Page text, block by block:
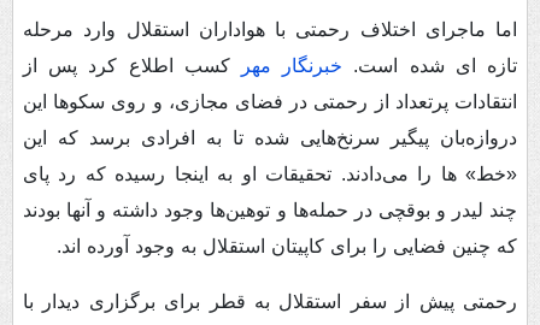
اما ماجرای اختلاف رحمتی با هواداران استقلال وارد مرحله
تازه ای شده است. خبرنگار مهر
کسب اطلاع کرد پس از
انتقادات پرتعداد از رحمتی در فضای مجازی، و روی سکوها این
دروازه‌بان پیگیر سرنخ‌هایی شده تا به افرادی برسد که این
«خط» ها را می‌دادند. تحقیقات او به اینجا رسیده که رد پای
چند لیدر و بوقچی در حمله‌ها و توهین‌ها وجود داشته و آنها بودند
که چنین فضایی را برای کاپیتان استقلال به وجود آورده اند.
رحمتی پیش از سفر استقلال به قطر برای برگزاری دیدار با